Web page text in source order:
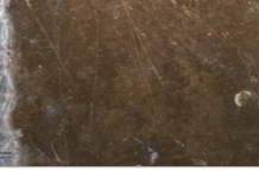
Zum
Inhalt
springen